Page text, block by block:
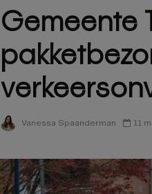
Gemeente
Vanessa Spaanderman 11